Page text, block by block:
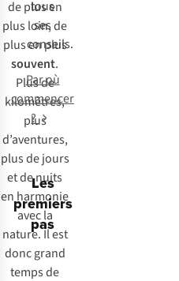
de plus en
plus loin, de
plus en plus
souvent.
Plus de
kilomètres,
plus
d’aventures,
plus de jours
et de nuits
en harmonie
avec la
nature. Il est
donc grand
temps de
tous
ses
conseils.
Par où
commencer
?
Les
premiers
pas